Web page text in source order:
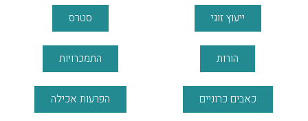
ייעוץ זוגי סטרס
הורות התמכרויות
כאבים כרוניים הפרעות אכילה